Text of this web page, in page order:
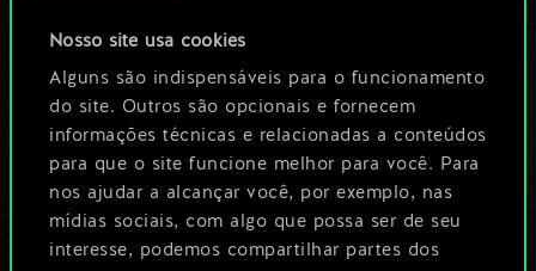
Nosso site usa cookies
Alguns são indispensáveis para o funcionamento
do site. Outros são opcionais e fornecem
informações técnicas e relacionadas a conteúdos
para que o site funcione melhor para você. Para
nos ajudar a alcançar você, por exemplo, nas
mídias sociais, com algo que possa ser de seu
interesse, podemos compartilhar partes dos
compartilhado.
No entanto, dá para
ser muito mais!
Dê um nome para este baralho e crie
um guia